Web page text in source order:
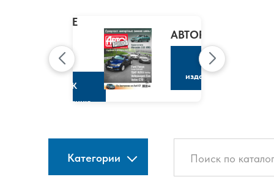
CLAIRE
МАРИ
КЛЭР
К
изданию
АВТОРЕВЮ
К
изданию
Категории